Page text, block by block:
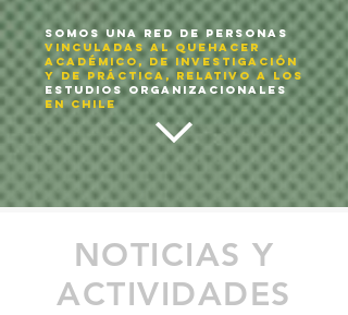
SOMOS UNA RED DE PERSONAS
VINCULADAS AL QUEHACER
ACADÉMICO, DE INVESTIGACIÓN
Y DE PRÁCTICA, RELATIVO A LOS
eSTUDIOS ORGANIZACIONALES
EN CHILE
NOTICIAS Y
ACTIVIDADES